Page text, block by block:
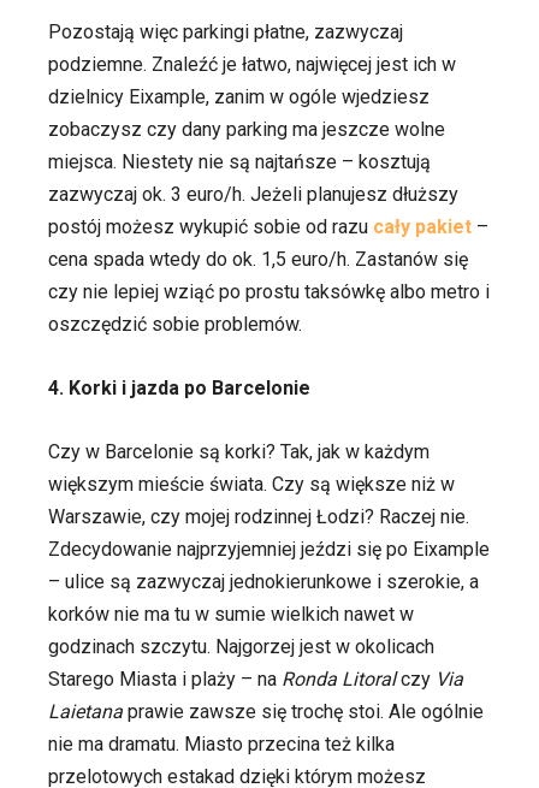
Pozostają więc parkingi płatne, zazwyczaj
podziemne. Znaleźć je łatwo, najwięcej jest ich w
dzielnicy Eixample, zanim w ogóle wjedziesz
zobaczysz czy dany parking ma jeszcze wolne
miejsca. Niestety nie są najtańsze – kosztują
zazwyczaj ok. 3 euro/h. Jeżeli planujesz dłuższy
postój możesz wykupić sobie od razu cały pakiet –
cena spada wtedy do ok. 1,5 euro/h. Zastanów się
czy nie lepiej wziąć po prostu taksówkę albo metro i
oszczędzić sobie problemów.
4. Korki i jazda po Barcelonie
Czy w Barcelonie są korki? Tak, jak w każdym
większym mieście świata. Czy są większe niż w
Warszawie, czy mojej rodzinnej Łodzi? Raczej nie.
Zdecydowanie najprzyjemniej jeździ się po Eixample
– ulice są zazwyczaj jednokierunkowe i szerokie, a
korków nie ma tu w sumie wielkich nawet w
godzinach szczytu. Najgorzej jest w okolicach
Starego Miasta i plaży – na Ronda Litoralczy Via
Laietana prawie zawsze się trochę stoi. Ale ogólnie
nie ma dramatu. Miasto przecina też kilka
przelotowych estakad dzięki którym możesz